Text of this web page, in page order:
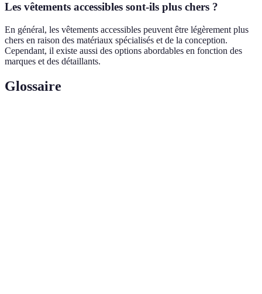
Les vêtements accessibles sont-ils plus chers ?
En général, les vêtements accessibles peuvent être légèrement plus
chers en raison des matériaux spécialisés et de la conception.
Cependant, il existe aussi des options abordables en fonction des
marques et des détaillants.
Glossaire